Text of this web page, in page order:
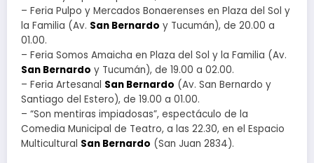
– Feria Pulpo y Mercados Bonaerenses en Plaza del Sol y
la Familia (Av. San Bernardo y Tucumán), de 20.00 a
01.00.
– Feria Somos Amaicha en Plaza del Sol y la Familia (Av.
San Bernardo y Tucumán), de 19.00 a 02.00.
– Feria Artesanal San Bernardo (Av. San Bernardo y
Santiago del Estero), de 19.00 a 01.00.
– “Son mentiras impiadosas”, espectáculo de la
Comedia Municipal de Teatro, a las 22.30, en el Espacio
Multicultural San Bernardo (San Juan 2834).